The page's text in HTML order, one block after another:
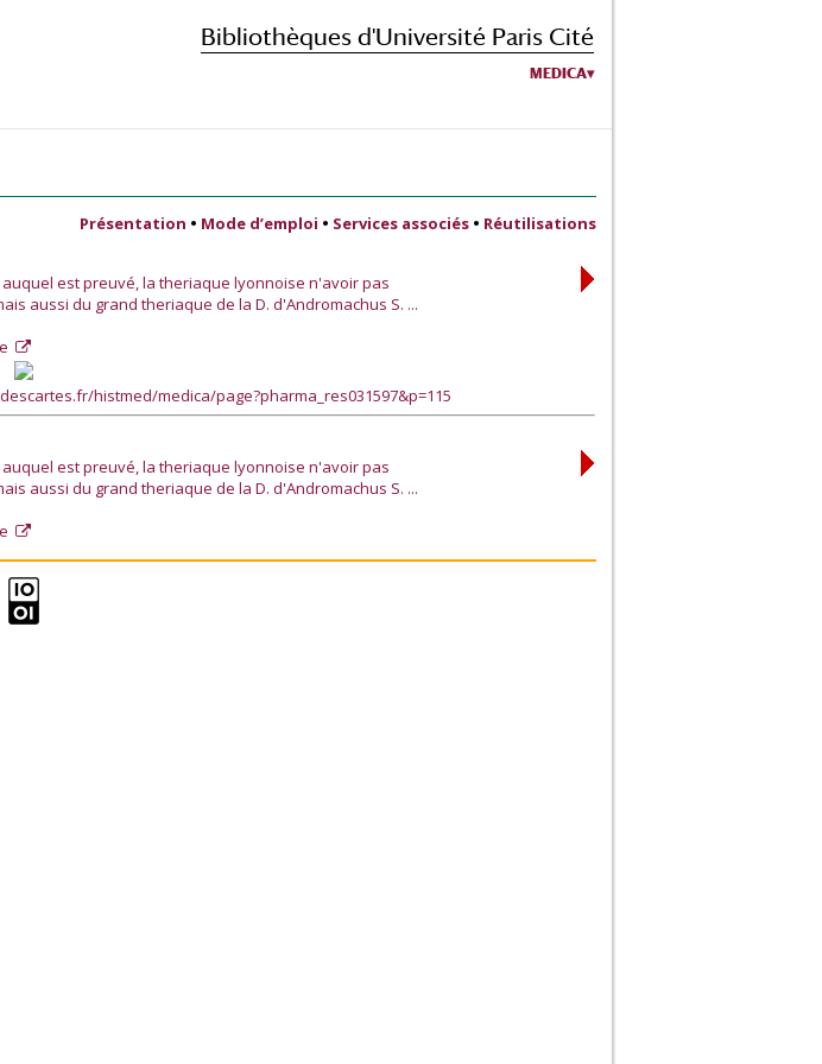
Bibliothèques d'Université Paris Cité
MEDICA
Présentation • Mode d’emploi • Services associés • Réutilisations
est preuvé, la theriaque lyonnoise n'avoir pas
aussi du grand theriaque de la D. d'Andromachus S. ...
histmed/medica/page?pharma_res031597&p=115
est preuvé, la theriaque lyonnoise n'avoir pas
aussi du grand theriaque de la D. d'Andromachus S. ...